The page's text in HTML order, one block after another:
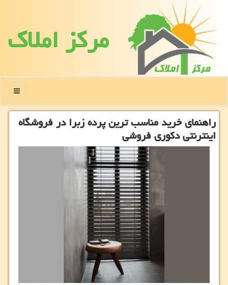
مركز املاك
منو
راهنمای خرید مناسب ترین پرده زبرا در فروشگاه
اینترنتی دكوری فروشی